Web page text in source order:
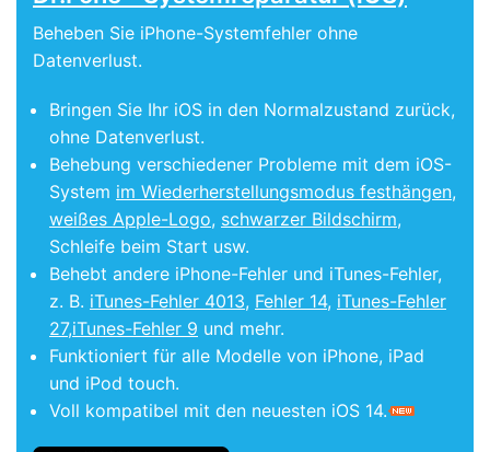
Beheben Sie iPhone-Systemfehler ohne
Datenverlust.
Bringen Sie Ihr iOS in den Normalzustand zurück,
ohne Datenverlust.
Behebung verschiedener Probleme mit dem iOS-
System im Wiederherstellungsmodus festhängen,
weißes Apple-Logo, schwarzer Bildschirm,
Schleife beim Start usw.
Behebt andere iPhone-Fehler und iTunes-Fehler,
z. B. iTunes-Fehler 4013, Fehler 14, iTunes-Fehler
27,iTunes-Fehler 9 und mehr.
Funktioniert für alle Modelle von iPhone, iPad
und iPod touch.
Voll kompatibel mit den neuesten iOS 14.